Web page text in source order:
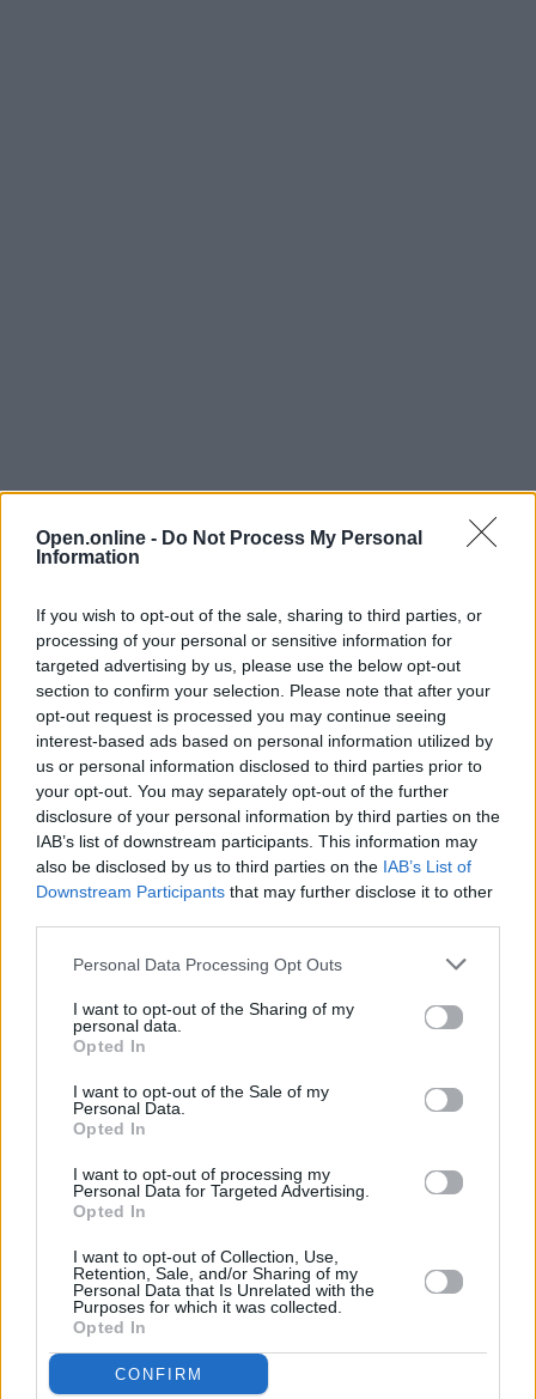
Open.online - Do Not Process My Personal
Information
If you wish to opt-out of the sale, sharing to third parties, or
processing of your personal or sensitive information for
targeted advertising by us, please use the below opt-out
section to confirm your selection. Please note that after your
opt-out request is processed you may continue seeing
interest-based ads based on personal information utilized by
us or personal information disclosed to third parties prior to
your opt-out. You may separately opt-out of the further
disclosure of your personal information by third parties on the
IAB’s list of downstream participants. This information may
also be disclosed by us to third parties on the IAB’s List of
Downstream Participants that may further disclose it to other
Personal Data Processing Opt Outs
I want to opt-out of the Sharing of my
personal data.
Opted In
I want to opt-out of the Sale of my
Personal Data.
Opted In
I want to opt-out of processing my
Personal Data for Targeted Advertising.
Opted In
I want to opt-out of Collection, Use,
Retention, Sale, and/or Sharing of my
Personal Data that Is Unrelated with the
Purposes for which it was collected.
Opted In
CONFIRM